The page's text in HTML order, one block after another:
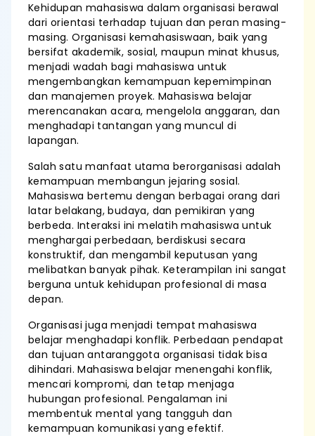
Kehidupan mahasiswa dalam organisasi berawal
dari orientasi terhadap tujuan dan peran masing-
masing. Organisasi kemahasiswaan, baik yang
bersifat akademik, sosial, maupun minat khusus,
menjadi wadah bagi mahasiswa untuk
mengembangkan kemampuan kepemimpinan
dan manajemen proyek. Mahasiswa belajar
merencanakan acara, mengelola anggaran, dan
menghadapi tantangan yang muncul di
lapangan.
Salah satu manfaat utama berorganisasi adalah
kemampuan membangun jejaring sosial.
Mahasiswa bertemu dengan berbagai orang dari
latar belakang, budaya, dan pemikiran yang
berbeda. Interaksi ini melatih mahasiswa untuk
menghargai perbedaan, berdiskusi secara
konstruktif, dan mengambil keputusan yang
melibatkan banyak pihak. Keterampilan ini sangat
berguna untuk kehidupan profesional di masa
depan.
Organisasi juga menjadi tempat mahasiswa
belajar menghadapi konflik. Perbedaan pendapat
dan tujuan antaranggota organisasi tidak bisa
dihindari. Mahasiswa belajar menengahi konflik,
mencari kompromi, dan tetap menjaga
hubungan profesional. Pengalaman ini
membentuk mental yang tangguh dan
kemampuan komunikasi yang efektif.